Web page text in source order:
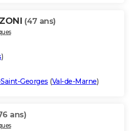
(47 ans)
)
Georges (Val-de-Marne)
ans)